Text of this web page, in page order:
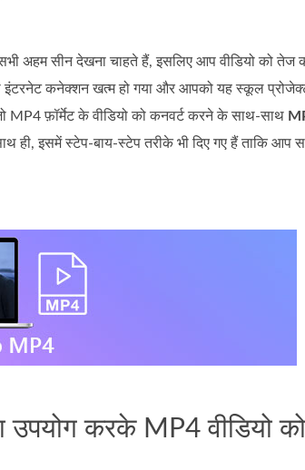
अहम सीन देखना चाहते हैं, इसलिए आप वीडियो को तेज
कनेक्शन खत्म हो गया और आपको यह स्कूल
MP4 फ़ॉर्मेट के वीडियो को कनवर्ट करने के साथ‑साथ
इसमें स्टेप‑बाय‑स्टेप तरीके भी दिए गए हैं ताकि आप
उपयोग करके MP4 वीडियो